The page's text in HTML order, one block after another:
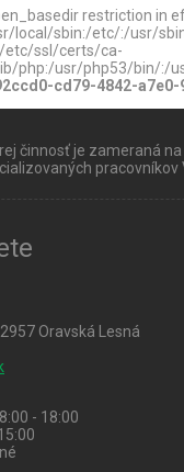
restriction in
local/sbin:/etc/:/usr/
ssl/certs/ca-
php:/usr/php53/bin/
cd79-4842-
činnosť je zameraná na
Oravská Lesná
- 18:00